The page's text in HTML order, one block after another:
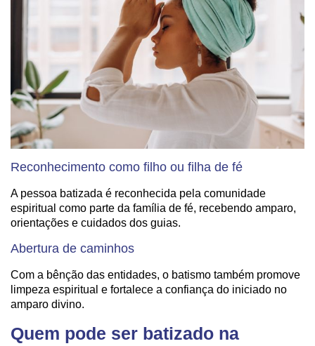
Reconhecimento como filho ou filha de fé
A pessoa batizada é reconhecida pela comunidade
espiritual como parte da família de fé, recebendo amparo,
orientações e cuidados dos guias.
Abertura de caminhos
Com a bênção das entidades, o batismo também promove
limpeza espiritual e fortalece a confiança do iniciado no
amparo divino.
Quem pode ser batizado na